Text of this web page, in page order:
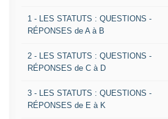
1 - LES STATUTS : QUESTIONS -
RÉPONSES de A à B
2 - LES STATUTS : QUESTIONS -
RÉPONSES de C à D
3 - LES STATUTS : QUESTIONS -
RÉPONSES de E à K